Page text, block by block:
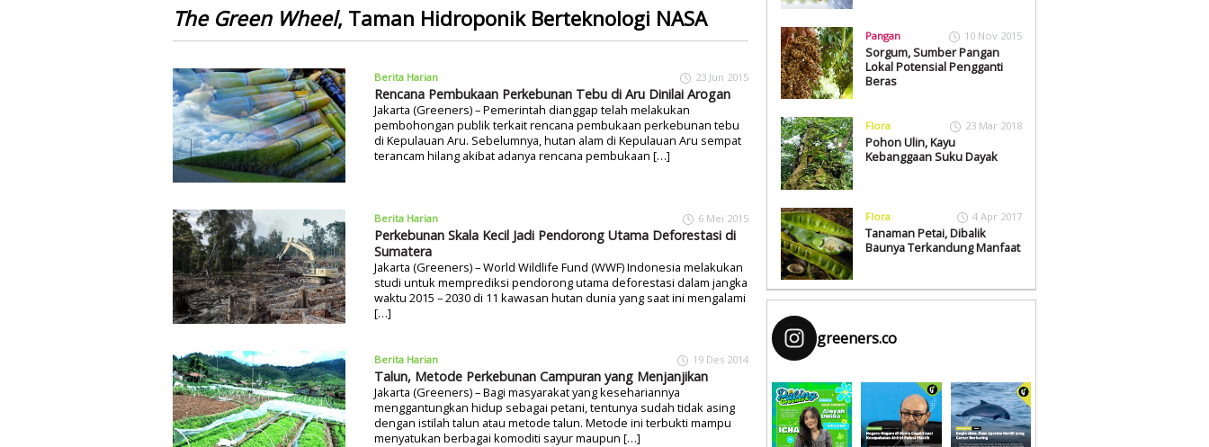
The Green Wheel, Taman Hidroponik Berteknologi NASA
Berita Harian 23 Jun 2015
Rencana Pembukaan Perkebunan Tebu di Aru Dinilai Arogan
Jakarta (Greeners) – Pemerintah dianggap telah melakukan
pembohongan publik terkait rencana pembukaan perkebunan tebu
di Kepulauan Aru. Sebelumnya, hutan alam di Kepulauan Aru sempat
terancam hilang akibat adanya rencana pembukaan […]
Berita Harian 6 Mei 2015
Perkebunan Skala Kecil Jadi Pendorong Utama Deforestasi di
Sumatera
Jakarta (Greeners) – World Wildlife Fund (WWF) Indonesia melakukan
studi untuk memprediksi pendorong utama deforestasi dalam jangka
waktu 2015 – 2030 di 11 kawasan hutan dunia yang saat ini mengalami
[…]
Berita Harian 19 Des 2014
Talun, Metode Perkebunan Campuran yang Menjanjikan
Jakarta (Greeners) – Bagi masyarakat yang kesehariannya
menggantungkan hidup sebagai petani, tentunya sudah tidak asing
dengan istilah talun atau metode talun. Metode ini terbukti mampu
menyatukan berbagai komoditi sayur maupun […]
Pangan 10 Nov 2015
Sorgum, Sumber Pangan
Lokal Potensial Pengganti
Beras
Flora 23 Mar 2018
Pohon Ulin, Kayu
Kebanggaan Suku Dayak
Flora 4 Apr 2017
Tanaman Petai, Dibalik
Baunya Terkandung Manfaat
greeners.co